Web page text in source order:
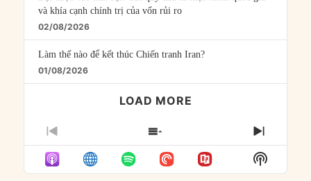
và khía cạnh chính trị của vốn rủi ro
02/08/2026
Làm thế nào để kết thúc Chiến tranh Iran?
01/08/2026
LOAD MORE
PREVIOUS
EPISODE
SHOW
EPISODES
LIST
NEXT
Show
Podcast